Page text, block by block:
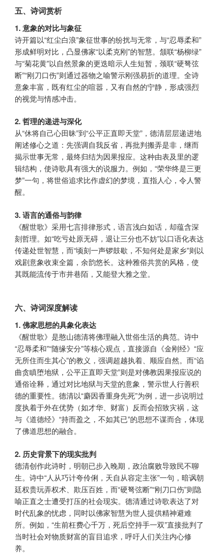
五、诗词赏析
1. 意象的对比与象征
诗开篇以“红尘白浪”象征世事的纷扰与无常，与“忍辱柔和”
形成鲜明对比，凸显佛家“以柔克刚”的智慧。颔联“杨柳绿”
与“菊花黄”以自然景象的更迭暗示人生短暂，颈联“硬弩弦
断”“刚刀口伤”则通过器物之喻警示刚强易折的道理。全诗
意象丰富，既有红尘的喧嚣，又有自然的宁静，形成强烈
的视觉与情感冲击。
2. 哲理的递进与深化
从“休将自己心田昧”到“公平正直即天堂”，德清层层递进地
阐述修心之道：先强调自我反省，再批判搬弄是非，继而
揭示世事无常，最终归结为因果报应。这种由表及里的逻
辑结构，使诗歌具有强大的说服力。例如，“荣华终是三更
梦”一句，将世俗追求比作虚幻的梦境，直指人心，令人警
醒。
3. 语言的通俗与韵律
《醒世歌》采用七言排律形式，语言浅白如话，却蕴含深
刻哲理。如“吃亏处原无碍，退让三分也不妨”以口语化表达
传递处世智慧，而“顷刻一声锣鼓歇，不知何处是家乡”则以
戏剧意象收束全篇，余韵悠长。这种雅俗共赏的风格，使
其既能流传于市井巷陌，又能登大雅之堂。
六、诗词深度解读
1. 佛家思想的具象化表达
《醒世歌》是憨山德清将佛理融入世俗生活的典范。诗中
“忍辱柔和”“随缘安分”等核心观点，直接源自《金刚经》“应
无所住而生其心”的教义，强调超越执着、顺应自然。而“谄
曲贪瞋堕地狱，公平正直即天堂”则是对佛教因果报应说的
通俗诠释，通过对比地狱与天堂的意象，警示世人行善积
德的重要性。德清以“麝因香重身先死”为例，进一步说明过
度执着于外在优势（如才华、财富）反而会招致灾祸，这
与《道德经》“持而盈之，不如其已”的思想不谋而合，体现
了佛道思想的融合。
2. 历史背景下的现实批判
德清创作此诗时，明朝已步入晚期，政治腐败导致民不聊
生。诗中“人从巧计夸伶俐，天自从容定主张”一句，暗讽朝
廷权贵玩弄权术、欺压百姓，而“硬弩弦断”“刚刀口伤”则隐
喻正直之士遭受打压的社会现实。德清通过诗歌表达了对
时代乱象的忧虑，同时以佛家智慧为世人提供精神避难
所。例如，“生前枉费心千万，死后空持手一双”直接批判了
当时社会对物质财富的盲目追求，呼吁人们关注内心修
养。